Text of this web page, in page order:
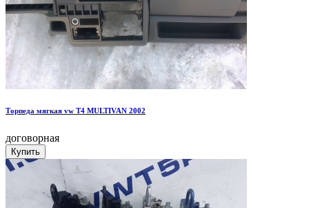
Торпеда мягкая vw T4 MULTIVAN 2002
договорная